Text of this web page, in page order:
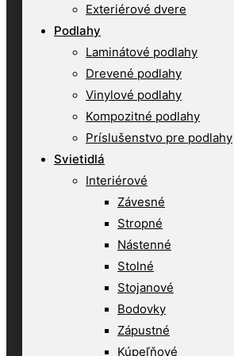
Exteriérové dvere
Podlahy
Laminátové podlahy
Drevené podlahy
Vinylové podlahy
Kompozitné podlahy
Príslušenstvo pre podlahy
Svietidlá
Interiérové
Závesné
Stropné
Nástenné
Stolné
Stojanové
Bodovky
Zápustné
Kúpeľňové